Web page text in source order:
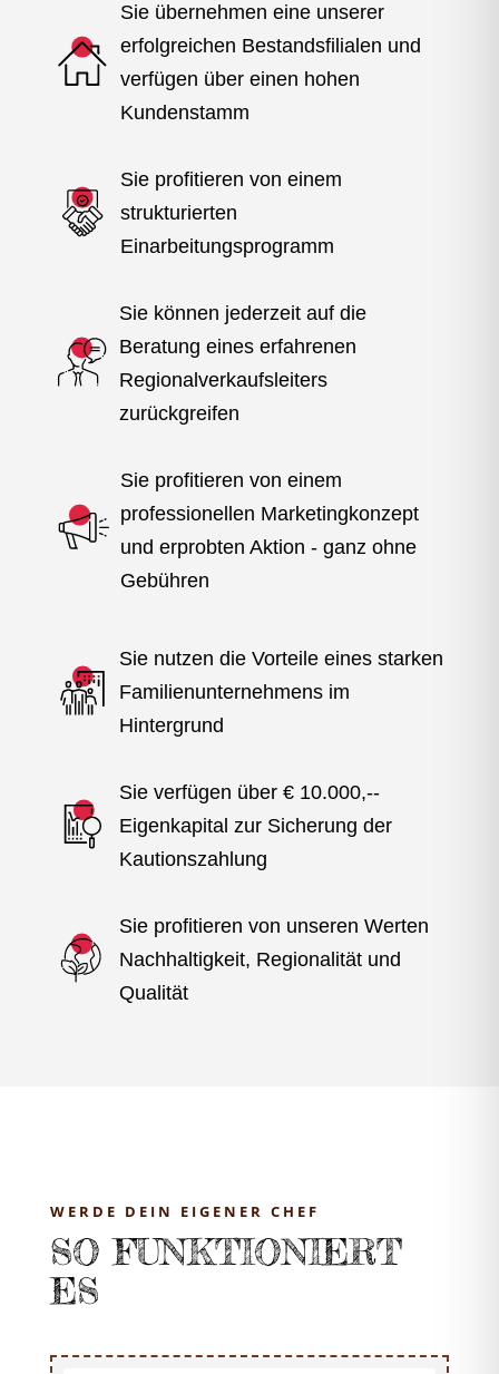
Sie übernehmen eine unserer
erfolgreichen Bestandsfilialen und
verfügen über einen hohen
Kundenstamm
Sie profitieren von einem
strukturierten
Einarbeitungsprogramm
Sie können jederzeit auf die
Beratung eines erfahrenen
Regionalverkaufsleiters
zurückgreifen
Sie profitieren von einem
professionellen Marketingkonzept
und erprobten Aktion - ganz ohne
Gebühren
Sie nutzen die Vorteile eines starken
Familienunternehmens im
Hintergrund
Sie verfügen über € 10.000,--
Eigenkapital zur Sicherung der
Kautionszahlung
Sie profitieren von unseren Werten
Nachhaltigkeit, Regionalität und
Qualität
WERDE DEIN EIGENER CHEF
SO FUNKTIONIERT
ES